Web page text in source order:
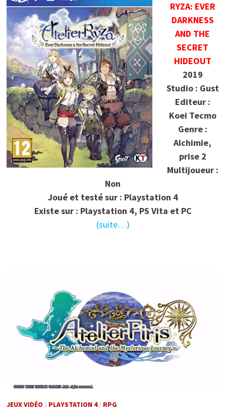
RYZA: EVER
DARKNESS
AND THE
SECRET
HIDEOUT
2019
Studio : Gust
Editeur :
Koei Tecmo
Genre :
Alchimie,
prise 2
Multijoueur :
Non
Joué et testé sur : Playstation 4
Existe sur : Playstation 4, PS Vita et PC
(suite…)
JEUX VIDÉO / PLAYSTATION 4/ RPG